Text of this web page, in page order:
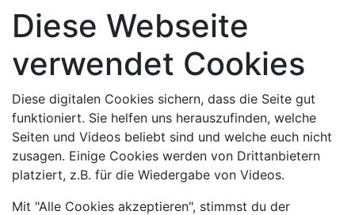
Diese Webseite
verwendet Cookies
Diese digitalen Cookies sichern, dass die Seite gut
funktioniert. Sie helfen uns herauszufinden, welche
Seiten und Videos beliebt sind und welche euch nicht
zusagen. Einige Cookies werden von Drittanbietern
platziert, z.B. für die Wiedergabe von Videos.
Mit "Alle Cookies akzeptieren", stimmst du der